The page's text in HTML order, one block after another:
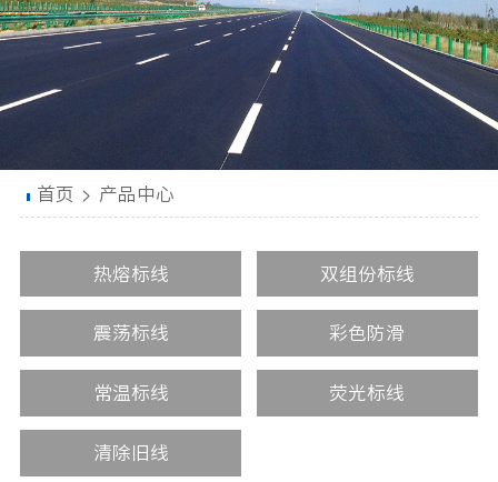
首页 > 产品中心
热熔标线 双组份标线
震荡标线 彩色防滑
常温标线 荧光标线
清除旧线